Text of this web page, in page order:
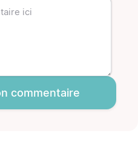
commentaire